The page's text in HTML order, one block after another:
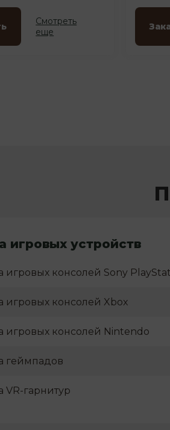
Смотреть
еще
игровых устройств
игровых консолей Sony
игровых консолей Xbox
игровых консолей Nintendo
геймпадов
VR-гарнитур